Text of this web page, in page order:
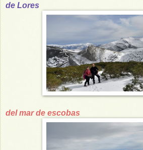
de Lores
'eSrá' a la
del mar de escobas